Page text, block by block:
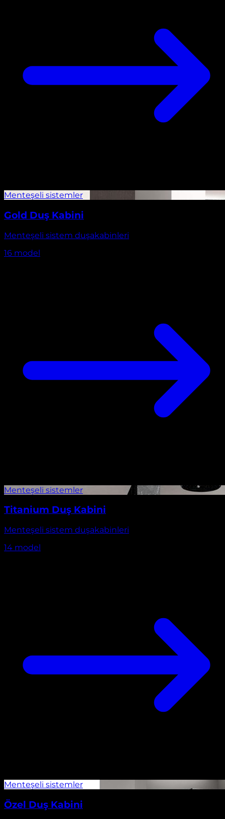
Gold Duş Kabini
Menteşeli sistem duşakabinleri
16 model
Titanium Duş Kabini
Menteşeli sistem duşakabinleri
14 model
Özel Duş Kabini